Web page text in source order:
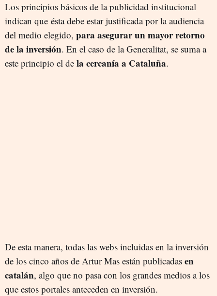
Los principios básicos de la publicidad institucional
indican que ésta debe estar justificada por la audiencia
del medio elegido, para asegurar un mayor retorno
de la inversión. En el caso de la Generalitat, se suma a
este principio el de la cercanía a Cataluña.
De esta manera, todas las webs incluidas en la inversión
de los cinco años de Artur Mas están publicadas en
catalán, algo que no pasa con los grandes medios a los
que estos portales anteceden en inversión.